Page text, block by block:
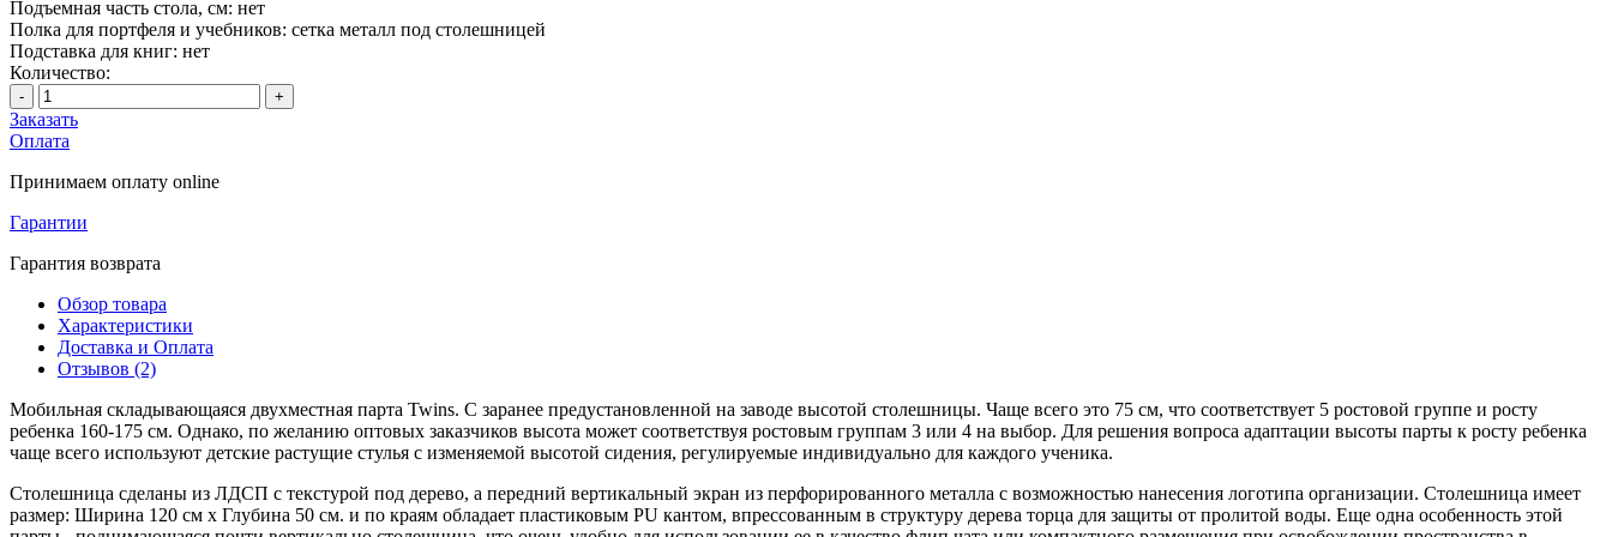
Подъемная часть стола, см: нет
Полка для портфеля и учебников: сетка металл под столешницей
Подставка для книг: нет
Количество:
- +
Заказать
Оплата
Принимаем оплату online
Гарантии
Гарантия возврата
Обзор товара
Характеристики
Доставка и Оплата
Отзывов (2)
Мобильная складывающаяся двухместная парта Twins. С заранее предустановленной на заводе высотой столешницы. Чаще всего это 75 см, что соответствует 5 ростовой группе и росту
ребенка 160-175 см. Однако, по желанию оптовых заказчиков высота может соответствуя ростовым группам 3 или 4 на выбор. Для решения вопроса адаптации высоты парты к росту ребенка
чаще всего используют детские растущие стулья с изменяемой высотой сидения, регулируемые индивидуально для каждого ученика.
Столешница сделаны из ЛДСП с текстурой под дерево, а передний вертикальный экран из перфорированного металла с возможностью нанесения логотипа организации. Столешница имеет
размер: Ширина 120 см х Глубина 50 см. и по краям обладает пластиковым PU кантом, впрессованным в структуру дерева торца для защиты от пролитой воды. Еще одна особенность этой